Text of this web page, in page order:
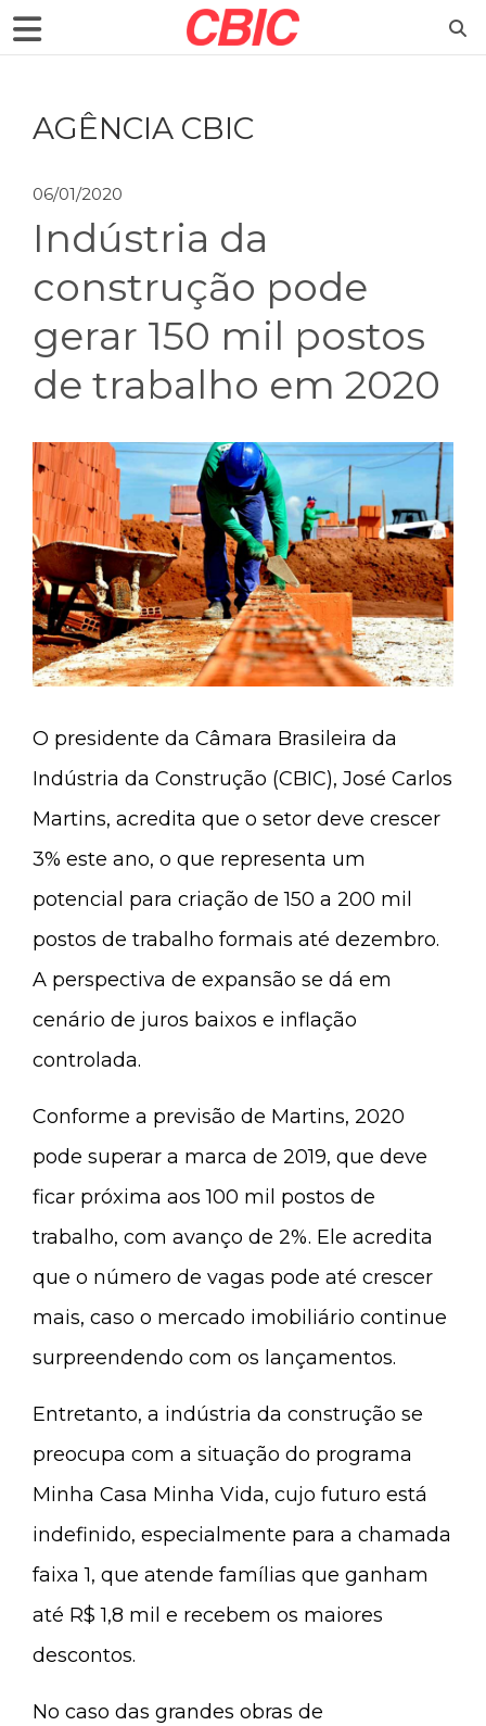
AGÊNCIA CBIC
06/01/2020
Indústria da
construção pode
gerar 150 mil postos
de trabalho em 2020
O presidente da Câmara Brasileira da
Indústria da Construção (CBIC), José Carlos
Martins, acredita que o setor deve crescer
3% este ano, o que representa um
potencial para criação de 150 a 200 mil
postos de trabalho formais até dezembro.
A perspectiva de expansão se dá em
cenário de juros baixos e inflação
controlada.
Conforme a previsão de Martins, 2020
pode superar a marca de 2019, que deve
ficar próxima aos 100 mil postos de
trabalho, com avanço de 2%. Ele acredita
que o número de vagas pode até crescer
mais, caso o mercado imobiliário continue
surpreendendo com os lançamentos.
Entretanto, a indústria da construção se
preocupa com a situação do programa
Minha Casa Minha Vida, cujo futuro está
indefinido, especialmente para a chamada
faixa 1, que atende famílias que ganham
até R$ 1,8 mil e recebem os maiores
descontos.
No caso das grandes obras de